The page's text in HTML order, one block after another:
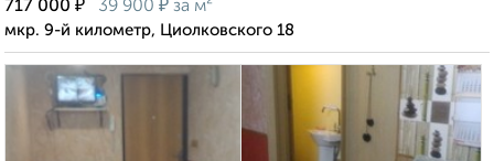
717 000 ₽ 39 900 ₽ за м²
мкр. 9-й километр, Циолковского 18